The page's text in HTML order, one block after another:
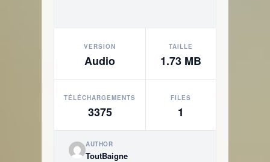
VERSION
Audio
TAILLE
1.73 MB
TÉLÉCHARGEMENTS
3375
FILES
1
AUTHOR
ToutBaigne